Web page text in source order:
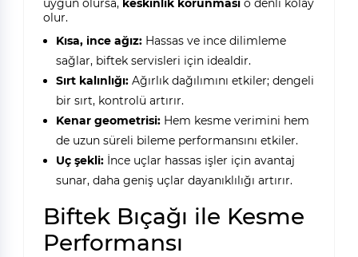
olur.
Kısa, ince ağız:Hassas ve ince dilimleme
sağlar, biftek servisleri için idealdir.
Sırt kalınlığı:Ağırlık dağılımını etkiler; dengeli
bir sırt, kontrolü artırır.
Kenar geometrisi:Hem kesme verimini hem
de uzun süreli bileme performansını etkiler.
Uç şekli:İnce uçlar hassas işler için avantaj
sunar, daha geniş uçlar dayanıklılığı artırır.
Biftek Bıçağı ile Kesme
Performansı